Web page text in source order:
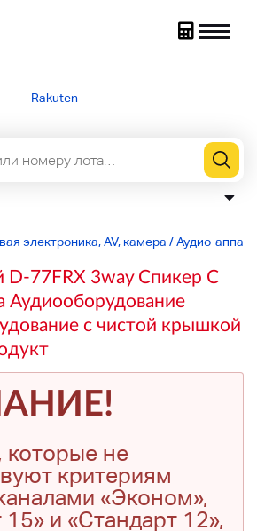
Rakuten
электроника, AV, камера /Аудио-
77FRX 3way Спикер C
Аудиооборудование
с чистой крышкой
которые не
критериям
«Эконом»,
и «Стандарт 12»,